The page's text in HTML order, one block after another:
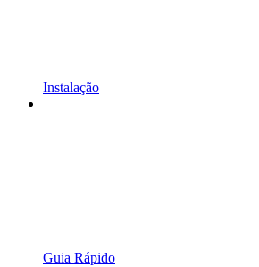
Instalação
Guia Rápido